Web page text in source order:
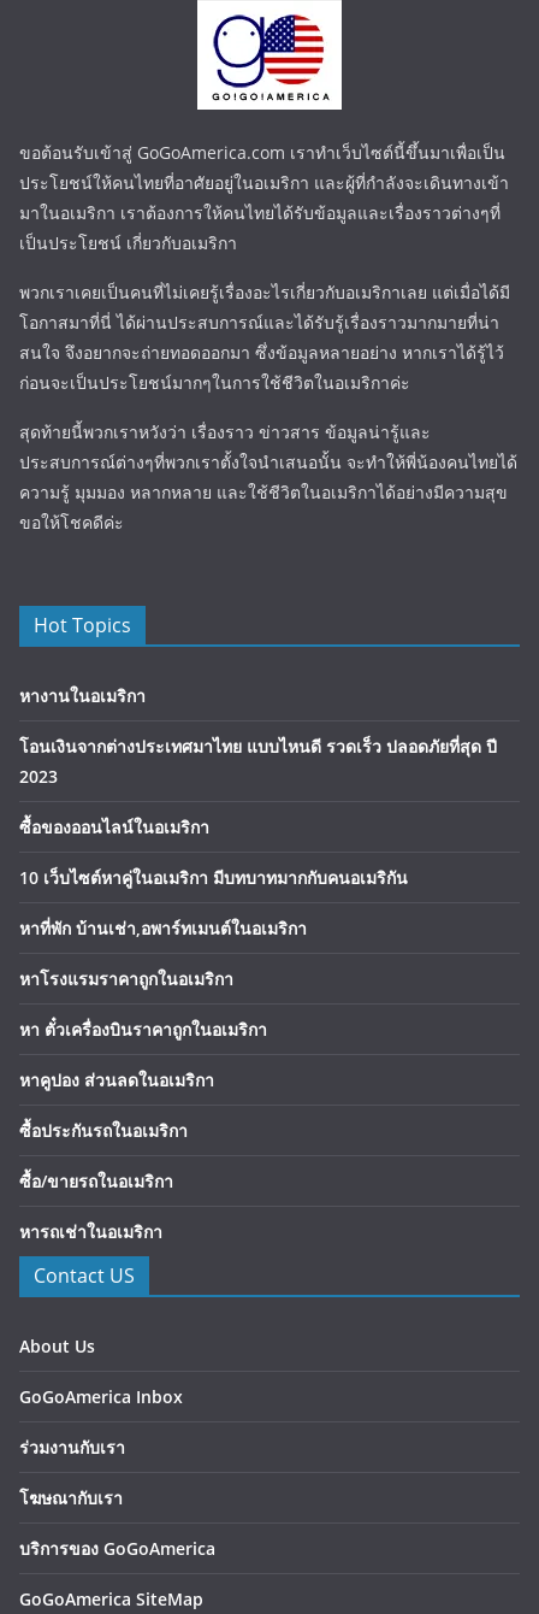
ขอต้อนรับเข้าสู่ GoGoAmerica.com เราทำเว็บไซต์นี้ขึ้นมาเพื่อเป็น
ประโยชน์ให้คนไทยที่อาศัยอยู่ในอเมริกา และผู้ที่กำลังจะเดินทางเข้า
มาในอเมริกา เราต้องการให้คนไทยได้รับข้อมูลและเรื่องราวต่างๆที่
เป็นประโยชน์ เกี่ยวกับอเมริกา
พวกเราเคยเป็นคนที่ไม่เคยรู้เรื่องอะไรเกี่ยวกับอเมริกาเลย แต่เมื่อได้มี
โอกาสมาที่นี่ ได้ผ่านประสบการณ์และได้รับรู้เรื่องราวมากมายที่น่า
สนใจ จึงอยากจะถ่ายทอดออกมา ซึ่งข้อมูลหลายอย่าง หากเราได้รู้ไว้
ก่อนจะเป็นประโยชน์มากๆในการใช้ชีวิตในอเมริกาค่ะ
สุดท้ายนี้พวกเราหวังว่า เรื่องราว ข่าวสาร ข้อมูลน่ารู้และ
ประสบการณ์ต่างๆที่พวกเราตั้งใจนำเสนอนั้น จะทำให้พี่น้องคนไทยได้
ความรู้ มุมมอง หลากหลาย และใช้ชีวิตในอเมริกาได้อย่างมีความสุข
ขอให้โชคดีค่ะ
Hot Topics
หางานในอเมริกา
โอนเงินจากต่างประเทศมาไทย แบบไหนดี รวดเร็ว ปลอดภัยที่สุด ปี
2023
ซื้อของออนไลน์ในอเมริกา
10 เว็บไซต์หาคู่ในอเมริกา มีบทบาทมากกับคนอเมริกัน
หาที่พัก บ้านเช่า,อพาร์ทเมนต์ในอเมริกา
หาโรงแรมราคาถูกในอเมริกา
หา ตั๋วเครื่องบินราคาถูกในอเมริกา
หาคูปอง ส่วนลดในอเมริกา
ซื้อประกันรถในอเมริกา
ซื้อ/ขายรถในอเมริกา
หารถเช่าในอเมริกา
Contact US
About Us
GoGoAmerica Inbox
ร่วมงานกับเรา
โฆษณากับเรา
บริการของ GoGoAmerica
GoGoAmerica SiteMap